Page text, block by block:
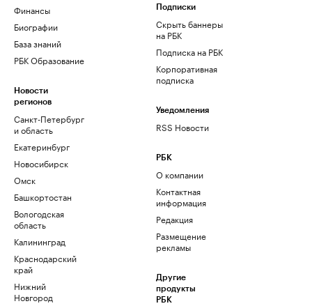
Финансы
Биографии
База знаний
РБК Образование
Новости
регионов
Санкт-Петербург
и область
Екатеринбург
Новосибирск
Омск
Башкортостан
Вологодская
область
Калининград
Краснодарский
край
Нижний
Новгород
Подписки
Скрыть баннеры
на РБК
Подписка на РБК
Корпоративная
подписка
Уведомления
RSS Новости
РБК
О компании
Контактная
информация
Редакция
Размещение
рекламы
Другие
продукты
РБК